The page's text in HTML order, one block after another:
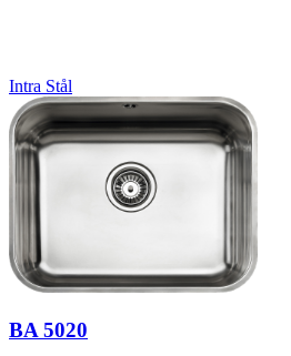
Intra Stål
BA 5020